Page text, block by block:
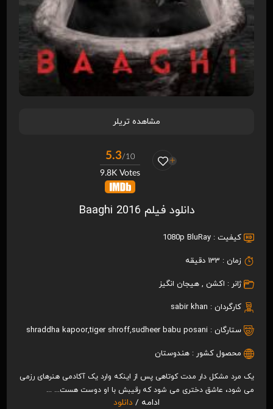
مشاهده تریلر
5.3/10
9.8K Votes
دانلود فیلم Baaghi 2016
کیفیت : 1080p BluRay
زمان : 133 دقیقه
ژانر : اکشن ,هیجان انگیز
کارگردان : sabir khan
ستارگان : shraddha kapoor,tiger shroff,sudheer babu posani
محصول کشور : هندوستان
یک مرد مشکل دار مدت کوتاهی پس از اینکه وارد یک آکادمی هنرهای رزمی
می شود، عاشق دختری می شود که رقیبش با او دوست هست... ...
ادامه / دانلود